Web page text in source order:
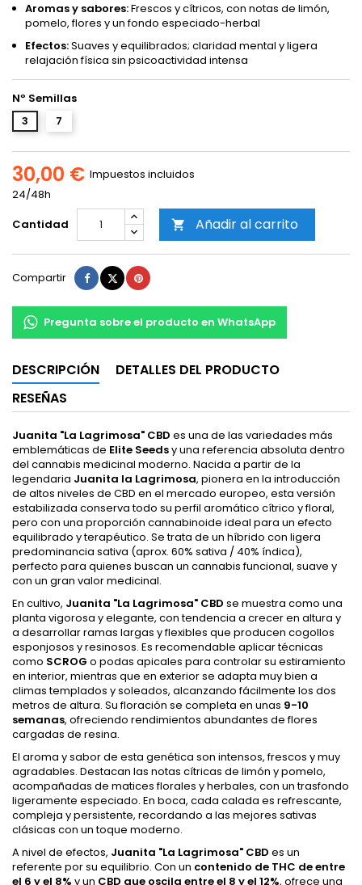
Aromas y sabores:Frescos y cítricos, con notas de limón,
pomelo, flores y un fondo especiado-herbal
Efectos:Suaves y equilibrados; claridad mental y ligera
relajación física sin psicoactividad intensa
Nº Semillas
3
7
30,00 € Impuestos incluidos
24/48h
Cantidad
 Añadir al carrito
Compartir Compartir
TuitearPinterest
Pregunta sobre el producto en WhatsApp
DESCRIPCIÓN
DETALLES DEL PRODUCTO
RESEÑAS
Juanita "La Lagrimosa" CBD es una de las variedades más
emblemáticas de Elite Seedsy una referencia absoluta dentro
del cannabis medicinal moderno. Nacida a partir de la
legendaria Juanita la Lagrimosa, pionera en la introducción
de altos niveles de CBD en el mercado europeo, esta versión
estabilizada conserva todo su perfil aromático cítrico y floral,
pero con una proporción cannabinoide ideal para un efecto
equilibrado y terapéutico. Se trata de un híbrido con ligera
predominancia sativa (aprox. 60% sativa / 40% índica),
perfecto para quienes buscan un cannabis funcional, suave y
con un gran valor medicinal.
En cultivo, Juanita "La Lagrimosa" CBD se muestra como una
planta vigorosa y elegante, con tendencia a crecer en altura y
a desarrollar ramas largas y flexibles que producen cogollos
esponjosos y resinosos. Es recomendable aplicar técnicas
como SCROG o podas apicales para controlar su estiramiento
en interior, mientras que en exterior se adapta muy bien a
climas templados y soleados, alcanzando fácilmente los dos
metros de altura. Su floración se completa en unas 9-10
semanas, ofreciendo rendimientos abundantes de flores
cargadas de resina.
El aroma y sabor de esta genética son intensos, frescos y muy
agradables. Destacan las notas cítricas de limón y pomelo,
acompañadas de matices florales y herbales, con un trasfondo
ligeramente especiado. En boca, cada calada es refrescante,
compleja y persistente, recordando a las mejores sativas
clásicas con un toque moderno.
A nivel de efectos, Juanita "La Lagrimosa" CBD es un
referente por su equilibrio. Con un contenido de THC de entre
el 6 y el 8% y un CBD que oscila entre el 8 y el 12%, ofrece una